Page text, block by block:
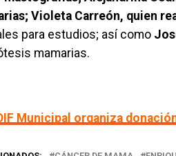
Violeta Carreón, quien
para estudios; así como
mamarias.
Municipal organiza